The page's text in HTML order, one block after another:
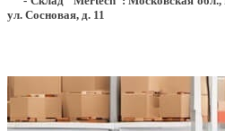
ул. Сосновая, д. 11